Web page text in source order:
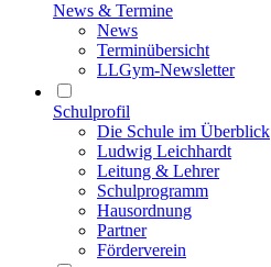
News & Termine
News
Terminübersicht
LLGym-Newsletter
Schulprofil
Die Schule im Überblick
Ludwig Leichhardt
Leitung & Lehrer
Schulprogramm
Hausordnung
Partner
Förderverein